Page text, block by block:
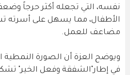
نفسه، التي تجعله أكثر حرجاً
الأطفال، مما يسهل على أسرته
مضاعف للعمل.
ويوضح العزة أن الصورة النمطية
في إطار"الشفقة وفعل الخير"